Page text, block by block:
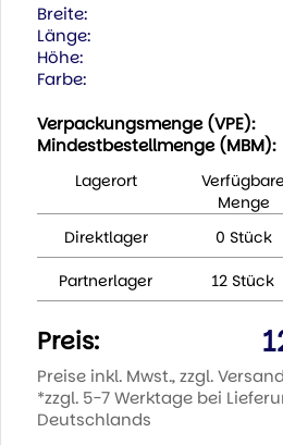
Breite:
Länge:
Höhe:
Farbe:
Verpackungsmenge (VPE):
Mindestbestellmenge (MBM):
Lagerort
Verfügbare
Menge
Direktlager 0 Stück
Partnerlager 12 Stück
Preis:
Preise inkl. Mwst., zzgl. Versand
*zzgl. 5-7 Werktage bei
Deutschlands